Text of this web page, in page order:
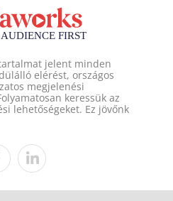
jelent minden
elérést, országos
megjelenési
keressük az
lehetőségeket. Ez jövőnk